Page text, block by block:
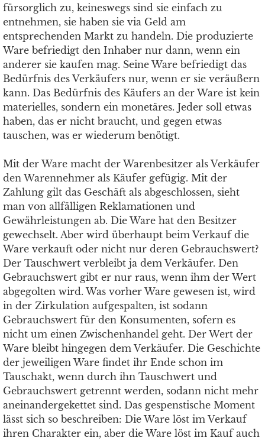
fürsorglich zu, keineswegs sind sie einfach zu
entnehmen, sie haben sie via Geld am
entsprechenden Markt zu handeln. Die produzierte
Ware befriedigt den Inhaber nur dann, wenn ein
anderer sie kaufen mag. Seine Ware befriedigt das
Bedürfnis des Verkäufers nur, wenn er sie veräußern
kann. Das Bedürfnis des Käufers an der Ware ist kein
materielles, sondern ein monetäres. Jeder soll etwas
haben, das er nicht braucht, und gegen etwas
tauschen, was er wiederum benötigt.
Mit der Ware macht der Warenbesitzer als Verkäufer
den Warennehmer als Käufer gefügig. Mit der
Zahlung gilt das Geschäft als abgeschlossen, sieht
man von allfälligen Reklamationen und
Gewährleistungen ab. Die Ware hat den Besitzer
gewechselt. Aber wird überhaupt beim Verkauf die
Ware verkauft oder nicht nur deren Gebrauchswert?
Der Tauschwert verbleibt ja dem Verkäufer. Den
Gebrauchswert gibt er nur raus, wenn ihm der Wert
abgegolten wird. Was vorher Ware gewesen ist, wird
in der Zirkulation aufgespalten, ist sodann
Gebrauchswert für den Konsumenten, sofern es
nicht um einen Zwischenhandel geht. Der Wert der
Ware bleibt hingegen dem Verkäufer. Die Geschichte
der jeweiligen Ware findet ihr Ende schon im
Tauschakt, wenn durch ihn Tauschwert und
Gebrauchswert getrennt werden, sodann nicht mehr
aneinandergekettet sind. Das gespenstische Moment
lässt sich so beschreiben: Die Ware löst im Verkauf
ihren Charakter ein, aber die Ware löst im Kauf auch